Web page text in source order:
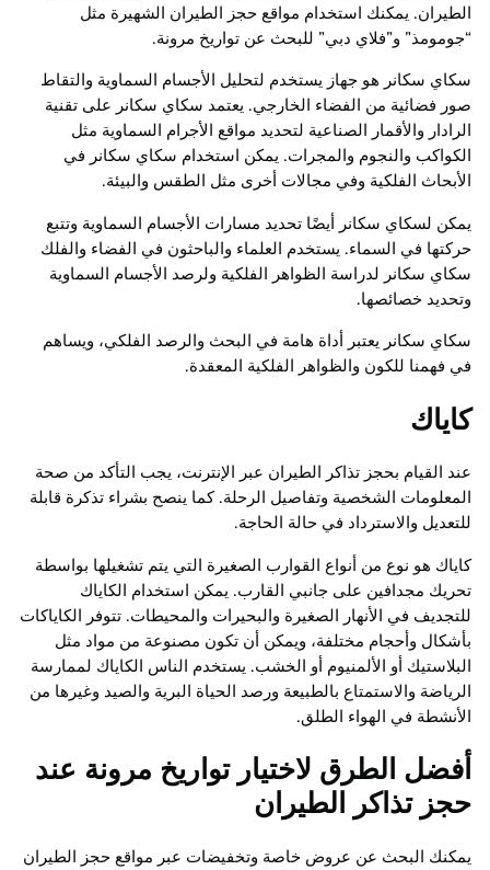
الطيران. يمكنك استخدام مواقع حجز الطيران الشهيرة مثل
“جومومذ” و”فلاي دبي” للبحث عن تواريخ مرونة.
سكاي سكانر هو جهاز يستخدم لتحليل الأجسام السماوية والتقاط
صور فضائية من الفضاء الخارجي. يعتمد سكاي سكانر على تقنية
الرادار والأقمار الصناعية لتحديد مواقع الأجرام السماوية مثل
الكواكب والنجوم والمجرات. يمكن استخدام سكاي سكانر في
الأبحاث الفلكية وفي مجالات أخرى مثل الطقس والبيئة.
يمكن لسكاي سكانر أيضًا تحديد مسارات الأجسام السماوية وتتبع
حركتها في السماء. يستخدم العلماء والباحثون في الفضاء والفلك
سكاي سكانر لدراسة الظواهر الفلكية ولرصد الأجسام السماوية
وتحديد خصائصها.
سكاي سكانر يعتبر أداة هامة في البحث والرصد الفلكي، ويساهم
في فهمنا للكون والظواهر الفلكية المعقدة.
كاياك
عند القيام بحجز تذاكر الطيران عبر الإنترنت، يجب التأكد من صحة
المعلومات الشخصية وتفاصيل الرحلة. كما ينصح بشراء تذكرة قابلة
للتعديل والاسترداد في حالة الحاجة.
كاياك هو نوع من أنواع القوارب الصغيرة التي يتم تشغيلها بواسطة
تحريك مجدافين على جانبي القارب. يمكن استخدام الكاياك
للتجديف في الأنهار الصغيرة والبحيرات والمحيطات. تتوفر الكاياكات
بأشكال وأحجام مختلفة، ويمكن أن تكون مصنوعة من مواد مثل
البلاستيك أو الألمنيوم أو الخشب. يستخدم الناس الكاياك لممارسة
الرياضة والاستمتاع بالطبيعة ورصد الحياة البرية والصيد وغيرها من
الأنشطة في الهواء الطلق.
أفضل الطرق لاختيار تواريخ مرونة عند
حجز تذاكر الطيران
يمكنك البحث عن عروض خاصة وتخفيضات عبر مواقع حجز الطيران